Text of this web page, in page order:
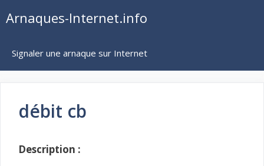
auArnaques-Internet.info
Signaler une arnaque sur Internet
débit cb
Description :